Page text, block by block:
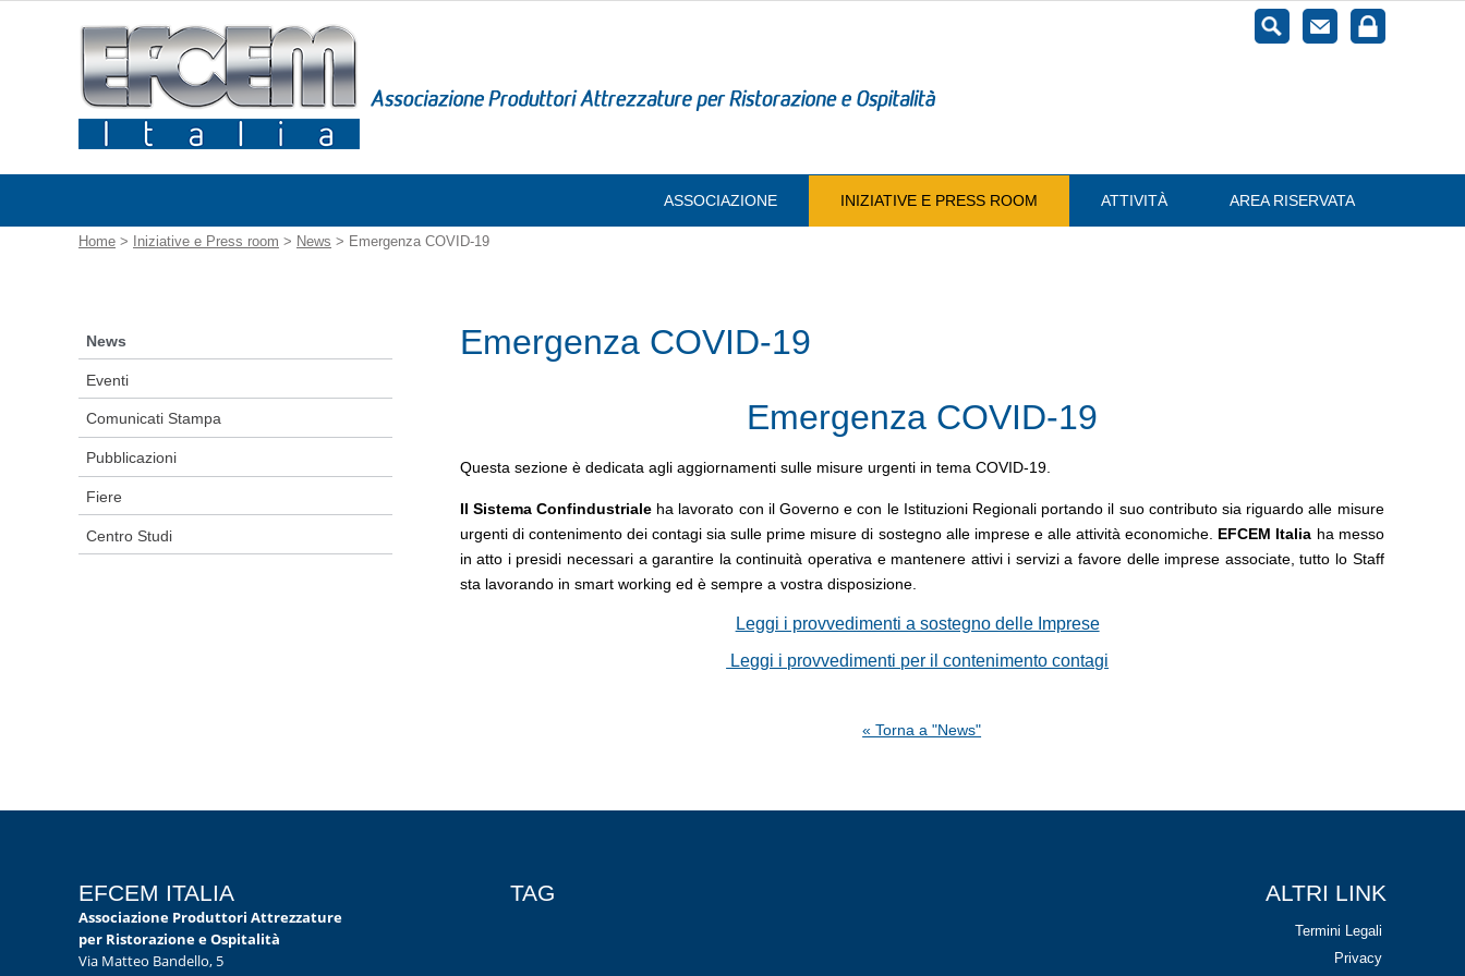
ASSOCIAZIONE INIZIATIVE E PRESS ROOM ATTIVITÀ AREA RISERVATA
Home > Iniziative e Press room > News > Emergenza COVID-19
News
Eventi
Comunicati Stampa
Pubblicazioni
Fiere
Centro Studi
Emergenza COVID-19
Emergenza COVID-19
Questa sezione è dedicata agli aggiornamenti sulle misure urgenti in tema COVID-19.
Il Sistema Confindustriale ha lavorato con il Governo e con le Istituzioni Regionali portando il suo contributo sia riguardo alle misure
urgenti di contenimento dei contagi sia sulle prime misure di sostegno alle imprese e alle attività economiche. EFCEM Italia ha messo
in atto i presidi necessari a garantire la continuità operativa e mantenere attivi i servizi a favore delle imprese associate, tutto lo Staff
sta lavorando in smart working ed è sempre a vostra disposizione.
Leggi i provvedimenti a sostegno delle Imprese
Leggi i provvedimenti per il contenimento contagi
« Torna a "News"
ALTRI LINK
Termini Legali
Privacy
EFCEM ITALIA
Associazione Produttori Attrezzature
per Ristorazione e Ospitalità
Via Matteo Bandello, 5
TAG